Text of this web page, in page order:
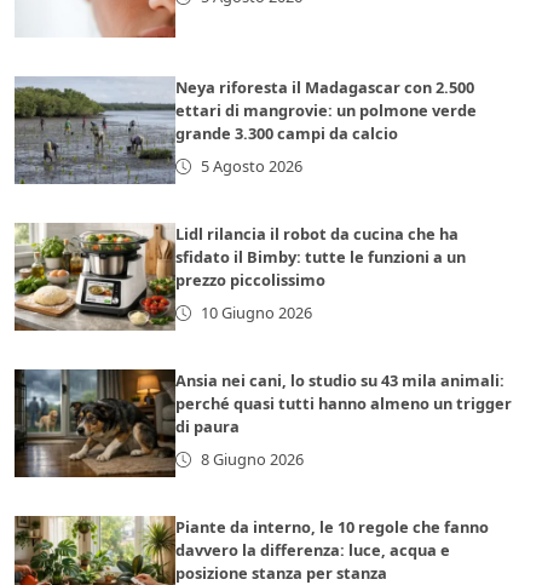
Neya riforesta il Madagascar con 2.500
ettari di mangrovie: un polmone verde
grande 3.300 campi da calcio
5 Agosto 2026
Lidl rilancia il robot da cucina che ha
sfidato il Bimby: tutte le funzioni a un
prezzo piccolissimo
10 Giugno 2026
Ansia nei cani, lo studio su 43 mila animali:
perché quasi tutti hanno almeno un trigger
di paura
8 Giugno 2026
Piante da interno, le 10 regole che fanno
davvero la differenza: luce, acqua e
posizione stanza per stanza